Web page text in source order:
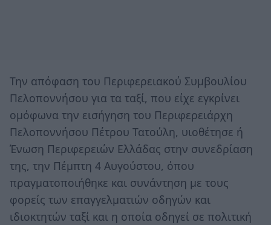
Την απόφαση του Περιφερειακού Συμβουλίου
Πελοποννήσου για τα ταξί, που είχε εγκρίνει
ομόφωνα την εισήγηση του Περιφερειάρχη
Πελοποννήσου Πέτρου Τατούλη, υιοθέτησε ή
Ένωση Περιφερειών Ελλάδας στην συνεδρίαση
της, την Πέμπτη 4 Αυγούστου, όπου
πραγματοποιήθηκε και συνάντηση με τους
φορείς των επαγγελματιών οδηγών και
ιδιοκτητών ταξί και η οποία οδηγεί σε πολιτική